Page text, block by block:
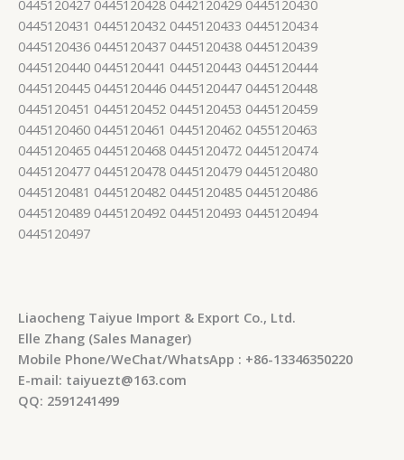
0445120427 0445120428 0442120429 0445120430
0445120431 0445120432 0445120433 0445120434
0445120436 0445120437 0445120438 0445120439
0445120440 0445120441 0445120443 0445120444
0445120445 0445120446 0445120447 0445120448
0445120451 0445120452 0445120453 0445120459
0445120460 0445120461 0445120462 0455120463
0445120465 0445120468 0445120472 0445120474
0445120477 0445120478 0445120479 0445120480
0445120481 0445120482 0445120485 0445120486
0445120489 0445120492 0445120493 0445120494
0445120497
Liaocheng Taiyue Import & Export Co., Ltd.
Elle Zhang (Sales Manager)
Mobile Phone/WeChat/WhatsApp : +86-13346350220
E-mail: taiyuezt@163.com
QQ: 2591241499